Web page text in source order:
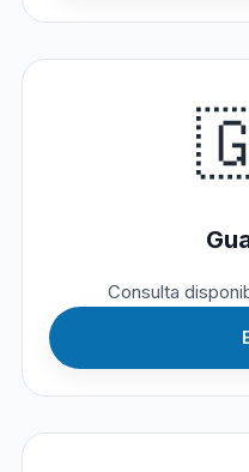
Consulta